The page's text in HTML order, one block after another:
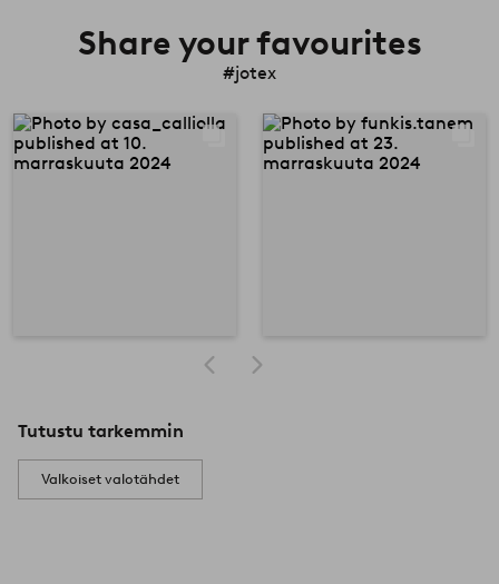
Share your favourites
#jotex
Tutustu tarkemmin
Valkoiset valotähdet